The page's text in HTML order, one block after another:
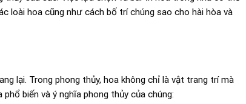
loài hoa cũng như cách bố trí chúng sao cho hài hòa và
lại. Trong phong thủy, hoa không chỉ là vật trang trí mà
biến và ý nghĩa phong thủy của chúng: